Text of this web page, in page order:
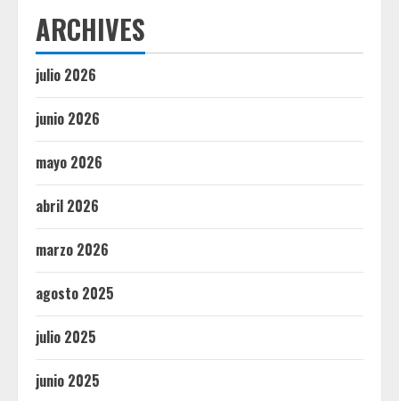
ARCHIVES
julio 2026
junio 2026
mayo 2026
abril 2026
marzo 2026
agosto 2025
julio 2025
junio 2025